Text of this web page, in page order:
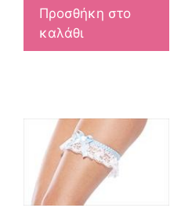
Προσθήκη στο
καλάθι